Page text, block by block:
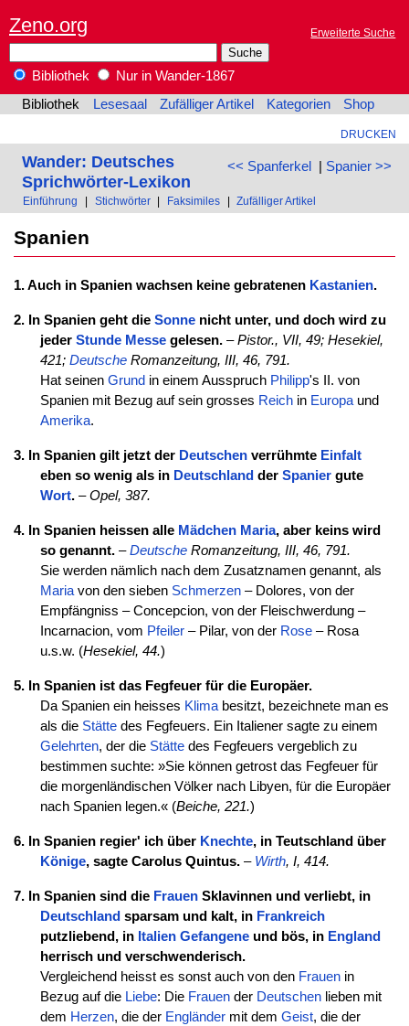
Zeno.org Erweiterte Suche
Bibliothek
Nur in Wander-1867
Bibliothek
Lesesaal Zufälliger Artikel Kategorien Shop
DRUCKEN
<< Spanferkel| Spanier >>
Wander: Deutsches
Sprichwörter-Lexikon
Einführung Stichwörter Faksimiles Zufälliger Artikel
Spanien
1. Auch in Spanien wachsen keine gebratenen Kastanien.
2. In Spanien geht die Sonnenicht unter, und doch wird zu
jeder Stunde Messegelesen.–Pistor., VII, 49; Hesekiel,
421; DeutscheRomanzeitung, III, 46, 791.
Hat seinen Grund in einem Ausspruch Philipp's II. von
Spanien mit Bezug auf sein grosses Reichin Europaund
Amerika.
3. In Spanien gilt jetzt der Deutschenverrühmte Einfalt
eben so wenig als in Deutschland der Spaniergute
Wort.–Opel, 387.
4. In Spanien heissen alle Mädchen Maria, aber keins wird
so genannt.–DeutscheRomanzeitung, III, 46, 791.
Sie werden nämlich nach dem Zusatznamen genannt, als
Mariavon den sieben Schmerzen– Dolores, von der
Empfängniss – Concepcion, von der Fleischwerdung –
Incarnacion, vom Pfeiler– Pilar, von der Rose– Rosa
u.s.w. (Hesekiel, 44.)
5. In Spanien ist das Fegfeuer für die Europäer.
Da Spanien ein heisses Klimabesitzt, bezeichnete man es
als die Stättedes Fegfeuers. Ein Italiener sagte zu einem
Gelehrten, der die Stättedes Fegfeuers vergeblich zu
bestimmen suchte: »Sie können getrost das Fegfeuer für
die morgenländischen Völker nach Libyen, für die Europäer
nach Spanien legen.« (Beiche, 221.)
6. In Spanien regier' ich über Knechte, in Teutschland über
Könige, sagte Carolus Quintus.– Wirth, I, 414.
7. In Spanien sind die FrauenSklavinnen und verliebt, in
Deutschland sparsam und kalt, in Frankreich
putzliebend, in Italien Gefangeneund bös, in England
herrisch und verschwenderisch.
Vergleichend heisst es sonst auch von den Frauenin
Bezug auf die Liebe: Die Frauender Deutschenlieben mit
dem Herzen, die der Engländermit dem Geist, die der